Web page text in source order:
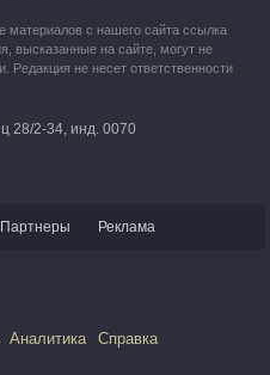
материалов с нашего сайта ссылка
высказанные на сайте, могут не
Редакция не несет ответственности
28/2-34, инд. 0070
Партнеры Реклама
Аналитика
Справка